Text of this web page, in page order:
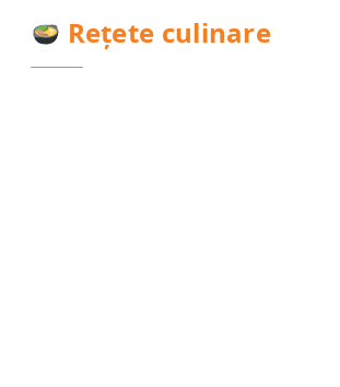
conținut
Rețete culinare